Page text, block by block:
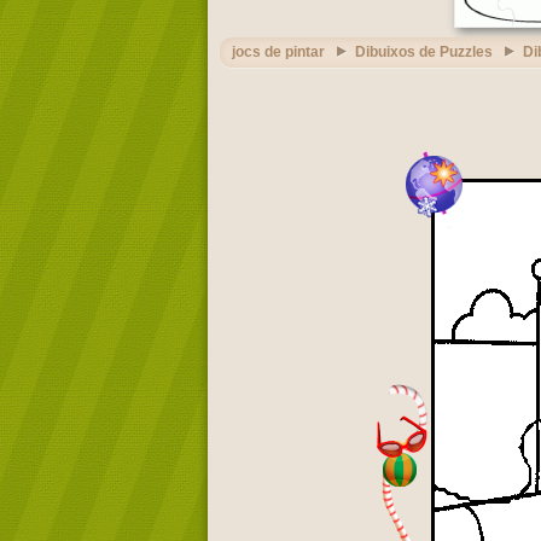
jocs de pintar Dibuixos de Puzzles